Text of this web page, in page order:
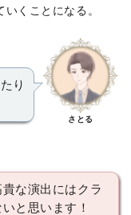
くことになる。
り
さとる
な演出にはクラ
と思います！